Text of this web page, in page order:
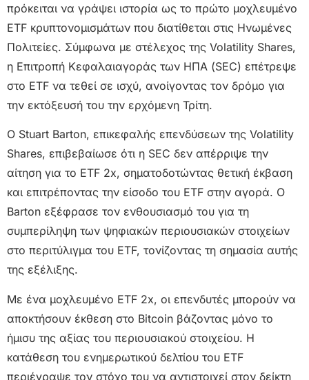
πρόκειται να γράψει ιστορία ως το πρώτο μοχλευμένο
ETF κρυπτονομισμάτων που διατίθεται στις Ηνωμένες
Πολιτείες. Σύμφωνα με στέλεχος της Volatility Shares,
η Επιτροπή Κεφαλαιαγοράς των ΗΠΑ (SEC) επέτρεψε
στο ETF να τεθεί σε ισχύ, ανοίγοντας τον δρόμο για
την εκτόξευσή του την ερχόμενη Τρίτη.
Ο Stuart Barton, επικεφαλής επενδύσεων της Volatility
Shares, επιβεβαίωσε ότι η SEC δεν απέρριψε την
αίτηση για το ETF 2x, σηματοδοτώντας θετική έκβαση
και επιτρέποντας την είσοδο του ETF στην αγορά. Ο
Barton εξέφρασε τον ενθουσιασμό του για τη
συμπερίληψη των ψηφιακών περιουσιακών στοιχείων
στο περιτύλιγμα του ETF, τονίζοντας τη σημασία αυτής
της εξέλιξης.
Με ένα μοχλευμένο ETF 2x, οι επενδυτές μπορούν να
αποκτήσουν έκθεση στο Bitcoin βάζοντας μόνο το
ήμισυ της αξίας του περιουσιακού στοιχείου. Η
κατάθεση του ενημερωτικού δελτίου του ETF
περιέγραψε τον στόχο του να αντιστοιχεί στον δείκτη